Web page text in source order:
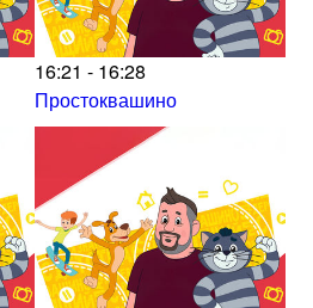
16:21 - 16:28
Простоквашино